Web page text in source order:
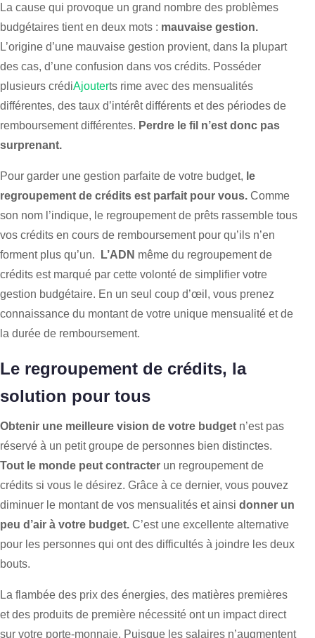
La cause qui provoque un grand nombre des problèmes
budgétaires tient en deux mots : mauvaise gestion.
L’origine d’une mauvaise gestion provient, dans la plupart
des cas, d’une confusion dans vos crédits. Posséder
plusieurs crédiAjouterts rime avec des mensualités
différentes, des taux d’intérêt différents et des périodes de
remboursement différentes. Perdre le fil n’est donc pas
surprenant.
Pour garder une gestion parfaite de votre budget, le
regroupement de crédits est parfait pour vous. Comme
son nom l’indique, le regroupement de prêts rassemble tous
vos crédits en cours de remboursement pour qu’ils n’en
forment plus qu’un.
L’ADN même du regroupement de
crédits est marqué par cette volonté de simplifier votre
gestion budgétaire. En un seul coup d’œil, vous prenez
connaissance du montant de votre unique mensualité et de
la durée de remboursement.
Le regroupement de crédits, la
solution pour tous
Obtenir une meilleure vision de votre budget n’est pas
réservé à un petit groupe de personnes bien distinctes.
Tout le monde peut contracter un regroupement de
crédits si vous le désirez. Grâce à ce dernier, vous pouvez
diminuer le montant de vos mensualités et ainsi donner un
peu d’air à votre budget. C’est une excellente alternative
pour les personnes qui ont des difficultés à joindre les deux
bouts.
La flambée des prix des énergies, des matières premières
et des produits de première nécessité ont un impact direct
sur votre porte-monnaie. Puisque les salaires n’augmentent